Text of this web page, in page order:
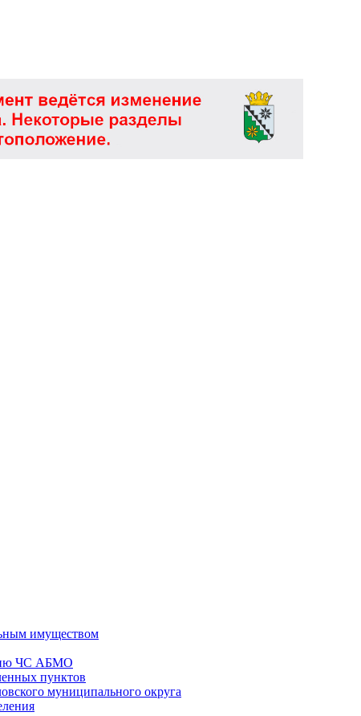
имуществом
ЧС АБМО
пунктов
муниципального округа